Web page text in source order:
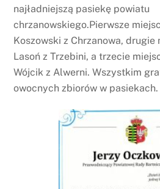
najładniejszą pasiekę powiatu
chrzanowskiego.Pierwsze
Koszowski z Chrzanowa, drugie
Lasoń z Trzebini, a trzecie
Wójcik z Alwerni. Wszystkim
owocnych zbiorów w pasiekach.